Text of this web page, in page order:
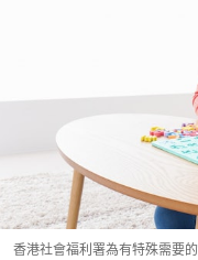
香港社會福利署為有特殊需要